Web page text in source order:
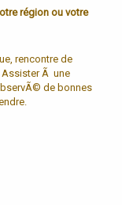
région ou votre
rencontre de
Assister Ã une
de bonnes